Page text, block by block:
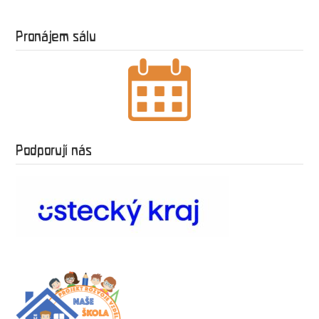
Pronájem sálu
Podporují nás